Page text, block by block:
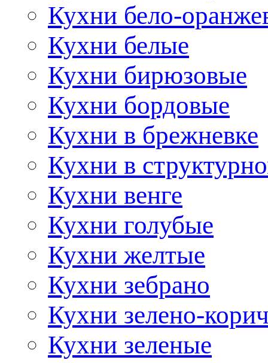
Кухни бело-
Кухни белые
Кухни бирюзовые
Кухни бордовые
Кухни в брежневке
Кухни в
Кухни венге
Кухни голубые
Кухни желтые
Кухни зебрано
Кухни зелено-
Кухни зеленые